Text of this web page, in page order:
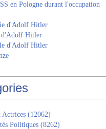
en Pologne durant l'occupation
d'Adolf Hitler
d'Adolf Hitler
d'Adolf Hitler
Actrices (12062)
Politiques (8262)